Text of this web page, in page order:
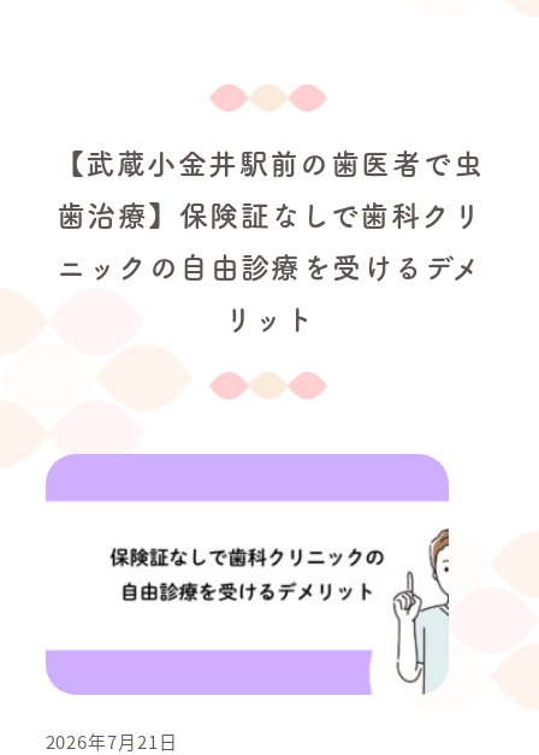
【武蔵小金井駅前の歯医者で虫
歯治療】保険証なしで歯科クリ
ニックの自由診療を受けるデメ
リット
2026年7月21日